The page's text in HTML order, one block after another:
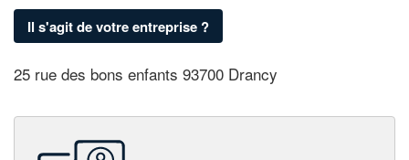
Il s'agit de votre entreprise ?
25 rue des bons enfants 93700 Drancy